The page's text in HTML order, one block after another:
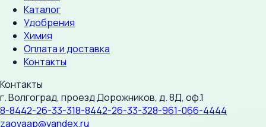
Каталог
Удобрения
Химия
Оплата и доставка
Контакты
Контакты
г. Волгоград, проезд Дорожников, д. 8Д, оф.1
8-8442-26-33-318-8442-26-33-328-961-066-4444
zaovaap@yandex.ru